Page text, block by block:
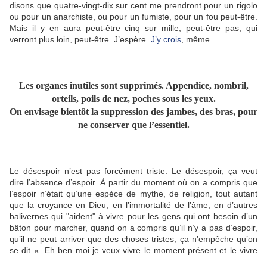
disons que quatre-vingt-dix sur cent me prendront pour un rigolo
ou pour un anarchiste, ou pour un fumiste, pour un fou peut-être.
Mais il y en aura peut-être cinq sur mille, peut-être pas, qui
verront plus loin, peut-être. J’espère. J’y crois , même.
Les organes inutiles sont supprimés. Appendice, nombril,
orteils, poils de nez, poches sous les yeux.
On envisage bientôt la suppression des jambes, des bras, pour
ne conserver que l’essentiel.
Le désespoir n’est pas forcément triste. Le désespoir, ça veut
dire l’absence d’espoir. À partir du moment où on a compris que
l’espoir n’était qu’une espèce de mythe, de religion, tout autant
que la croyance en Dieu, en l’immortalité de l’âme, en d’autres
balivernes qui "aident" à vivre pour les gens qui ont besoin d’un
bâton pour marcher, quand on a compris qu’il n’y a pas d’espoir,
qu’il ne peut arriver que des choses tristes, ça n’empêche qu’on
se dit « Eh ben moi je veux vivre le moment présent et le vivre